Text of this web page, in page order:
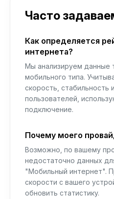
Часто
Как определяется
интернета?
Мы анализируем данные
мобильного типа.
скорость, стабильность
пользователей,
подключение.
Почему моего
Возможно, по вашему
недостаточно данных
"Мобильный интернет".
скорости с вашего
обновить статистику.